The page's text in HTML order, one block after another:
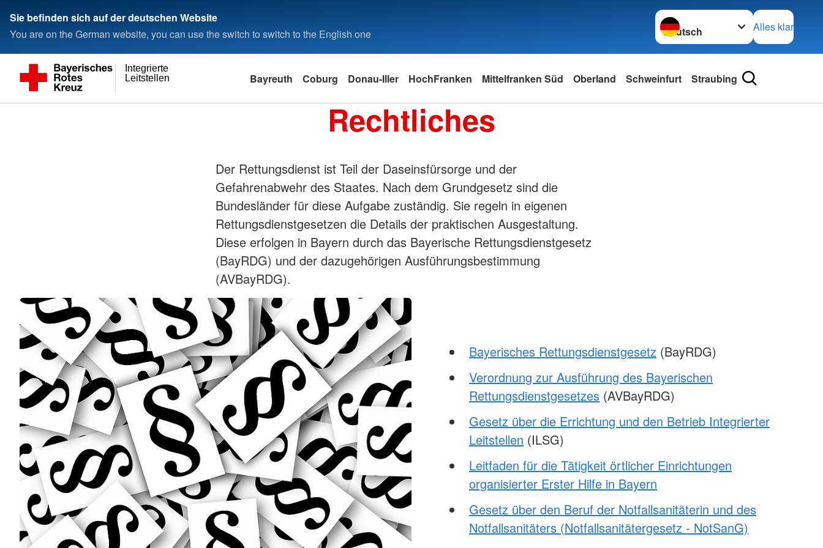
Sie befinden sich auf der deutschen Website
You are on the German website, you can use the switch to switch to the English one
Sprache wechseln zu
Alles klar
Leitstellen
Integrierte
Bayreuth Coburg Donau-Iller HochFranken Mittelfranken Süd Oberland Schweinfurt Straubing
Rechtliches
Der Rettungsdienst ist Teil der Daseinsfürsorge und der
Gefahrenabwehr des Staates. Nach dem Grundgesetz sind die
Bundesländer für diese Aufgabe zuständig. Sie regeln in eigenen
Rettungsdienstgesetzen die Details der praktischen Ausgestaltung.
Diese erfolgen in Bayern durch das Bayerische Rettungsdienstgesetz
(BayRDG) und der dazugehörigen Ausführungsbestimmung
(AVBayRDG).
Bayerisches Rettungsdienstgesetz (BayRDG)
Verordnung zur Ausführung des Bayerischen
Rettungsdienstgesetzes (AVBayRDG)
Gesetz über die Errichtung und den Betrieb Integrierter
Leitstellen (ILSG)
Leitfaden für die Tätigkeit örtlicher Einrichtungen
organisierter Erster Hilfe in Bayern
Gesetz über den Beruf der Notfallsanitäterin und des
Notfallsanitäters (Notfallsanitätergesetz - NotSanG)